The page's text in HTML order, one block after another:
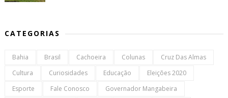
CATEGORIAS
Bahia Brasil Cachoeira Colunas
Cruz Das Almas
Cultura
Curiosidades Educação
Eleições 2020
Esporte
Fale Conosco
Governador Mangabeira